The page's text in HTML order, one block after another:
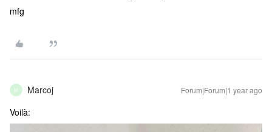
mfg
M Marcoj Forum|Forum|1 year ago
Voilà: